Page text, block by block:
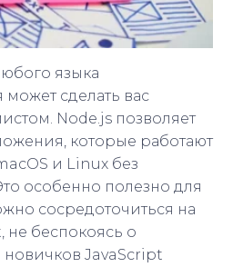
языка
сделать вас
Node.js позволяет
которые работают
и Linux без
особенно полезно для
сосредоточиться на
не беспокоясь о
JavaScript